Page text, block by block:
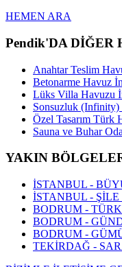
HEMEN ARA
Pendik'DA
Anahtar Teslim
Betonarme Havuz
Lüks Villa Havuzu
Sonsuzluk (Infinity)
Özel Tasarım Türk
Sauna ve Buhar
YAKIN
İSTANBUL -
İSTANBUL - ŞİLE
BODRUM -
BODRUM -
BODRUM -
TEKİRDAĞ -